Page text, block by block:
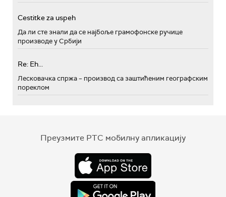
Cestitke za uspeh
Да ли сте знали да се најбоље грамофонске ручице
производе у Србији
Re: Eh...
Лесковачка спржа – производ са заштићеним географским
пореклом
Преузмите РТС мобилну апликацију